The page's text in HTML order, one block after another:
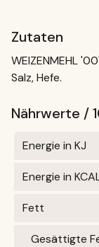
Zutaten
WEIZENMEHL
Salz, Hefe.
Nährwerte /
Energie in KJ
Energie in
Fett
Gesättigte